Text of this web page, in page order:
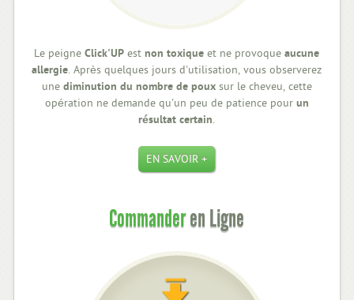
Le peigneClick'UP estnon toxique et ne provoqueaucune
allergie. Après quelques jours d'utilisation, vous observerez
une diminution du nombre de pouxsur le cheveu, cette
opération ne demande qu'un peu de patience pour un
résultat certain.
EN SAVOIR +
Commanderen Ligne